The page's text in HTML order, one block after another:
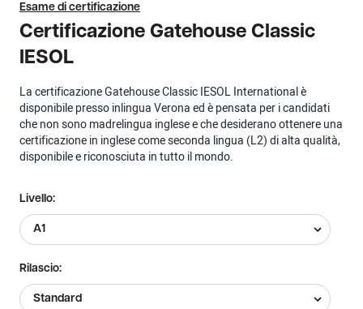
Esame di certificazione
Certificazione Gatehouse Classic
IESOL
La certificazione Gatehouse Classic IESOL International è
disponibile presso inlingua Verona ed è pensata per i candidati
che non sono madrelingua inglese e che desiderano ottenere una
certificazione in inglese come seconda lingua (L2) di alta qualità,
disponibile e riconosciuta in tutto il mondo.
Livello:
Rilascio: